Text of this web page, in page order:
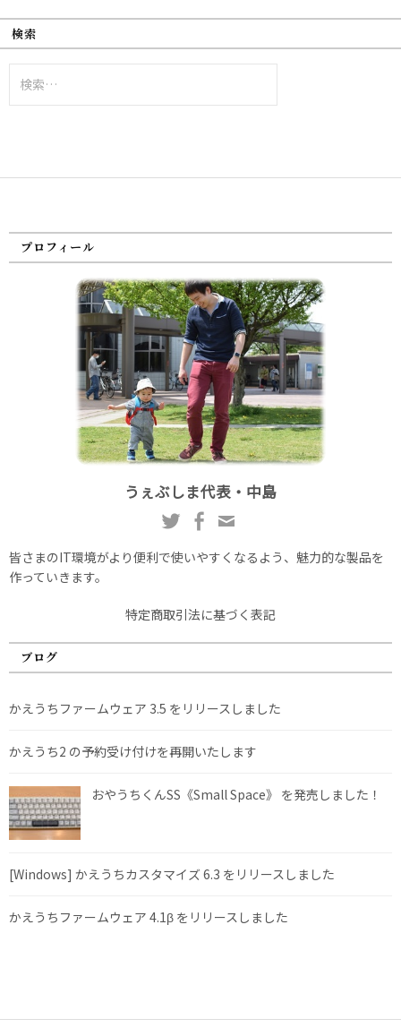
検索
索:
プロフィール
うぇぶしま代表・中島
皆さまのIT環境がより便利で使いやすくなるよう、魅力的な製品を
作っていきます。
特定商取引法に基づく表記
ブログ
かえうちファームウェア 3.5 をリリースしました
かえうち2 の予約受け付けを再開いたします
おやうちくんSS《Small Space》 を発売しました！
[Windows] かえうちカスタマイズ 6.3 をリリースしました
かえうちファームウェア 4.1β をリリースしました